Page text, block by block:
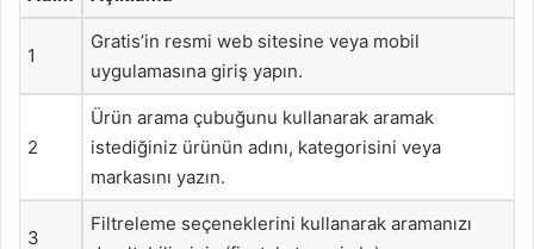
1
Gratis’in resmi web sitesine veya mobil
uygulamasına giriş yapın.
2
Ürün arama çubuğunu kullanarak aramak
istediğiniz ürünün adını, kategorisini veya
markasını yazın.
3
Filtreleme seçeneklerini kullanarak aramanızı